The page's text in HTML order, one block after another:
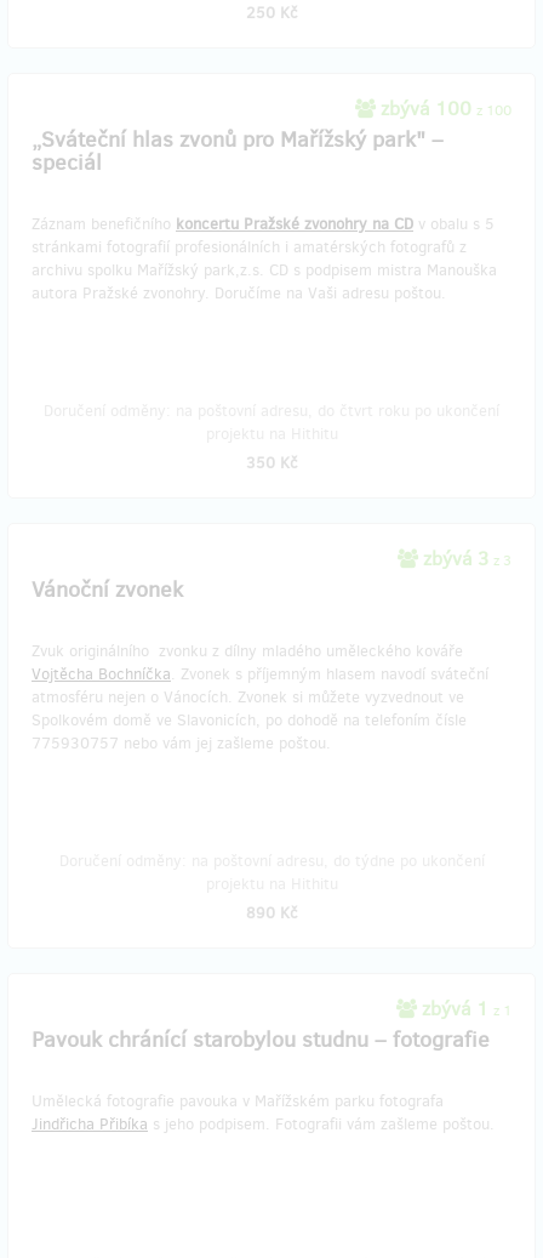
250 Kč
zbývá 100 z 100
„Sváteční hlas zvonů pro Mařížský park" –
speciál
Záznam benefičního koncertu Pražské zvonohry na CD v obalu s 5
stránkami fotografií profesionálních i amatérských fotografů z
archivu spolku Mařížský park,z.s. CD s podpisem mistra Manouška
autora Pražské zvonohry. Doručíme na Vaši adresu poštou.
350 Kč
zbývá 3 z 3
Vánoční zvonek
Zvuk originálního zvonku z dílny mladého uměleckého kováře
Vojtěcha Bochníčka. Zvonek s příjemným hlasem navodí sváteční
atmosféru nejen o Vánocích. Zvonek si můžete vyzvednout ve
Spolkovém domě ve Slavonicích, po dohodě na telefoním čísle
775930757 nebo vám jej zašleme poštou.
890 Kč
zbývá 1 z 1
Pavouk chránící starobylou studnu – fotografie
Umělecká fotografie pavouka v Mařížském parku fotografa
Jindřicha Přibíka s jeho podpisem. Fotografii vám zašleme poštou.